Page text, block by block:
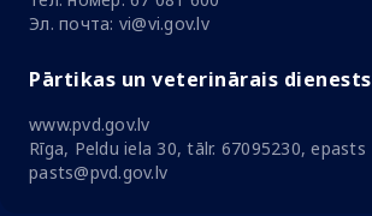
Эл. почта: vi@vi.gov.lv
Pārtikas un veterinārais dienests
www.pvd.gov.lv
Rīga, Peldu iela 30, tālr. 67095230, epasts
pasts@pvd.gov.lv